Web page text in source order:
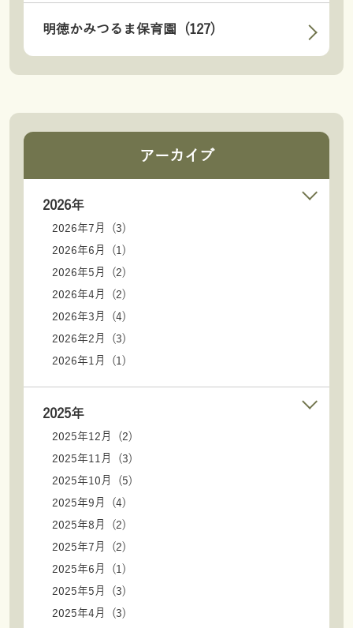
明徳かみつるま保育園 (127)
アーカイブ
2026年
2026年7月 (3)
2026年6月 (1)
2026年5月 (2)
2026年4月 (2)
2026年3月 (4)
2026年2月 (3)
2026年1月 (1)
2025年
2025年12月 (2)
2025年11月 (3)
2025年10月 (5)
2025年9月 (4)
2025年8月 (2)
2025年7月 (2)
2025年6月 (1)
2025年5月 (3)
2025年4月 (3)